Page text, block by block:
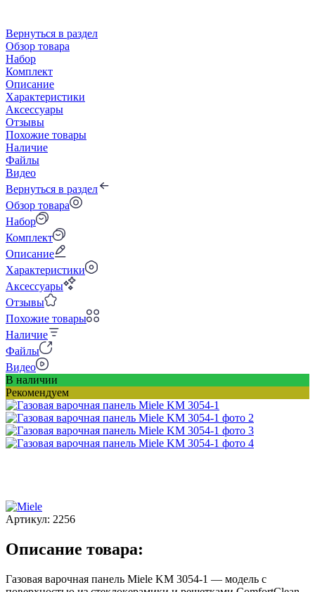
Вернуться в раздел
Обзор товара
Набор
Комплект
Описание
Характеристики
Аксессуары
Отзывы
Похожие товары
Наличие
Файлы
Видео
Вернуться в раздел
Обзор товара
Набор
Комплект
Описание
Характеристики
Аксессуары
Отзывы
Похожие товары
Наличие
Файлы
Видео
В наличии
Рекомендуем
Артикул: 2256
Описание товара:
Газовая варочная панель Miele KM 3054-1 — модель с